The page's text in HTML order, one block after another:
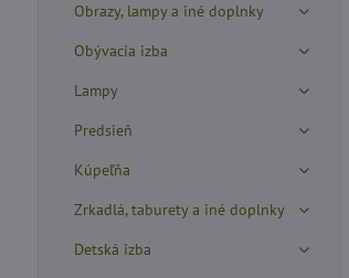
Obrazy, lampy a iné doplnky
Obývacia izba
Lampy
Predsieň
Kúpeľňa
Zrkadlá, taburety a iné doplnky
Detská izba